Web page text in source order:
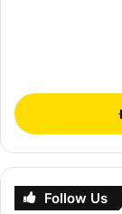
Follow Us